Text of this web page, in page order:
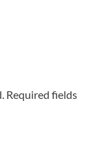
Required fields